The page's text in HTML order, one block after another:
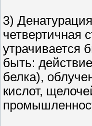
3)
четвертичная
утрачивается
быть:
белка),
кислот,